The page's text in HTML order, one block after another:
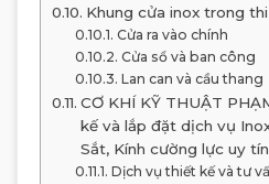
Khung cửa inox trong
Cửa ra vào chính
Cửa sổ và ban công
Lan can và cầu thang
CƠ KHÍ KỸ THUẬT
kế và lắp đặt dịch vụ
Sắt, Kính cường lực uy tín
Dịch vụ thiết kế và tư